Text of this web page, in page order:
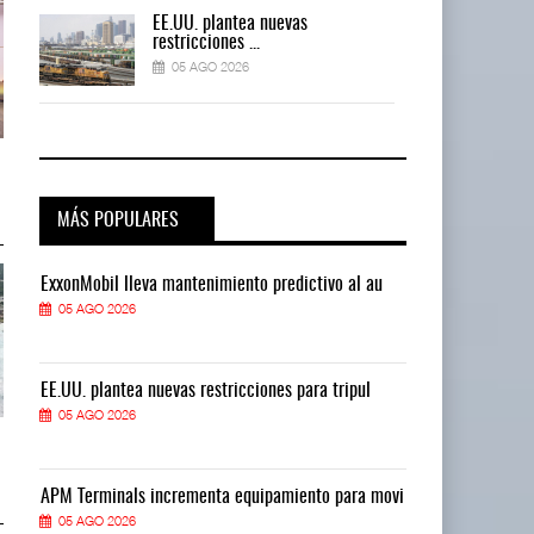
ExxonMobil lleva mantenimiento
05 AGO 2026
04 AGO 2026
ExxonMobil lleva mantenimiento
04 AGO 2026
EE.UU. plantea nuevas
restricciones ...
05 AGO 2026
MÁS POPULARES
ExxonMobil lleva mantenimiento predictivo al au
05 AGO 2026
EE.UU. plantea nuevas restricciones para tripul
05 AGO 2026
APM Terminals incrementa equipamiento para movi
05 AGO 2026